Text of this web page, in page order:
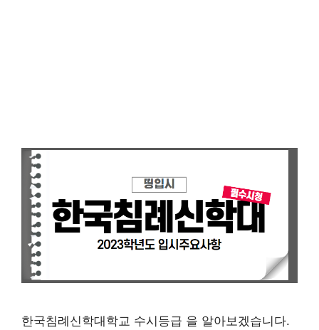
한국침례신학대학교 수시등급 을 알아보겠습니다.